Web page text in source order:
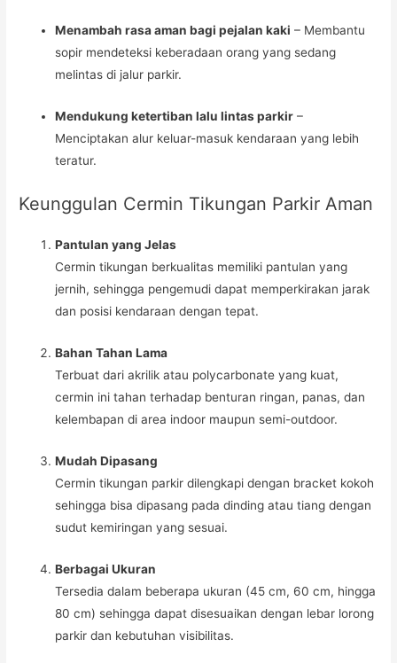
Menambah rasa aman bagi pejalan kaki – Membantu
sopir mendeteksi keberadaan orang yang sedang
melintas di jalur parkir.
Mendukung ketertiban lalu lintas parkir –
Menciptakan alur keluar-masuk kendaraan yang lebih
teratur.
Keunggulan Cermin Tikungan Parkir Aman
Pantulan yang Jelas
Cermin tikungan berkualitas memiliki pantulan yang
jernih, sehingga pengemudi dapat memperkirakan jarak
dan posisi kendaraan dengan tepat.
Bahan Tahan Lama
Terbuat dari akrilik atau polycarbonate yang kuat,
cermin ini tahan terhadap benturan ringan, panas, dan
kelembapan di area indoor maupun semi-outdoor.
Mudah Dipasang
Cermin tikungan parkir dilengkapi dengan bracket kokoh
sehingga bisa dipasang pada dinding atau tiang dengan
sudut kemiringan yang sesuai.
Berbagai Ukuran
Tersedia dalam beberapa ukuran (45 cm, 60 cm, hingga
80 cm) sehingga dapat disesuaikan dengan lebar lorong
parkir dan kebutuhan visibilitas.